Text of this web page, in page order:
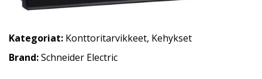
Kategoriat: Konttoritarvikkeet, Kehykset
Brand:Schneider Electric